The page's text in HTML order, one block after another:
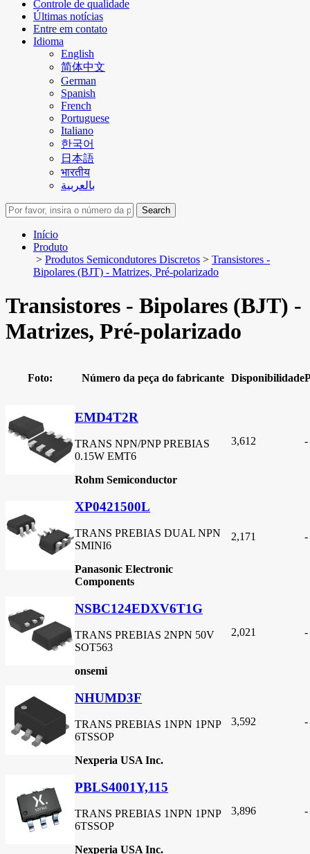
Controle de qualidade
Últimas notícias
Entre em contato
Idioma
English
简体中文
German
Spanish
French
Portuguese
Italiano
한국어
日本語
भारतीय
بالعربية
Search
Início
Produto
> Produtos Semicondutores Discretos > Transistores -
Bipolares (BJT) - Matrizes, Pré-polarizado
Transistores - Bipolares (BJT) -
Matrizes, Pré-polarizado
Foto: Número da peça do fabricante Disponibilidade
EMD4T2R
TRANS NPN/PNP PREBIAS
0.15W EMT6
Rohm Semiconductor
3,612 -
XP0421500L
TRANS PREBIAS DUAL NPN
SMINI6
Panasonic Electronic
Components
2,171 -
NSBC124EDXV6T1G
TRANS PREBIAS 2NPN 50V
SOT563
onsemi
2,021 -
NHUMD3F
TRANS PREBIAS 1NPN 1PNP
6TSSOP
Nexperia USA Inc.
3,592 -
PBLS4001Y,115
TRANS PREBIAS 1NPN 1PNP
6TSSOP
Nexperia USA Inc.
3,896 -